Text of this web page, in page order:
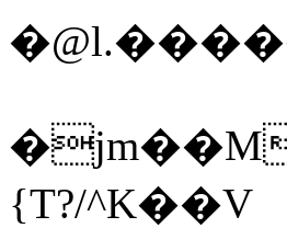
�jm��M
{T?/^K��V